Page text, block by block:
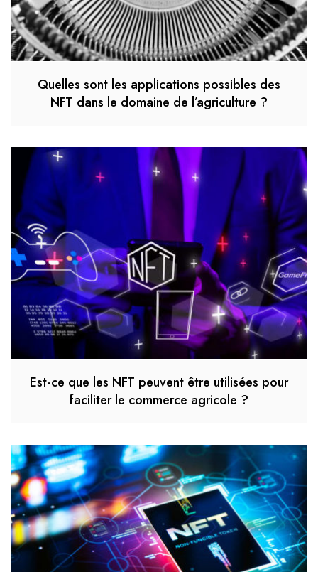
Quelles sont les applications possibles des
NFT dans le domaine de l’agriculture ?
Est-ce que les NFT peuvent être utilisées pour
faciliter le commerce agricole ?